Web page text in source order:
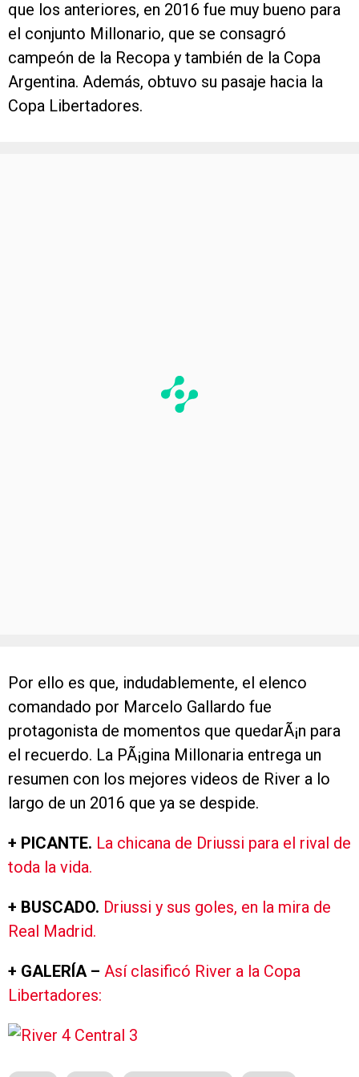
que los anteriores, en 2016 fue muy bueno para
el conjunto Millonario, que se consagró
campeón de la Recopa y también de la Copa
Argentina. Además, obtuvo su pasaje hacia la
Copa Libertadores.
Por ello es que, indudablemente, el elenco
comandado por Marcelo Gallardo fue
protagonista de momentos que quedarÃ¡n para
el recuerdo. La PÃ¡gina Millonaria entrega un
resumen con los mejores videos de River a lo
largo de un 2016 que ya se despide.
+ PICANTE. La chicana de Driussi para el rival de
toda la vida.
+ BUSCADO. Driussi y sus goles, en la mira de
Real Madrid.
+ GALERÍA – Así clasificó River a la Copa
Libertadores: